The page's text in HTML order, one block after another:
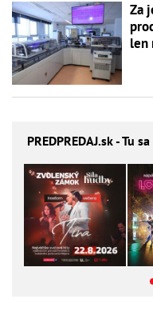
Za
len
PREDPREDAJ.sk - Tu